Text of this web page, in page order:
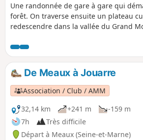
Une randonnée de gare à gare qui
forêt. On traverse ensuite un plateau
redescendre dans la vallée du Grand
De Meaux à Jouarre
Association / Club / AMM
32,14 km
+241 m
-159 m
7h
Très difficile
Départ à Meaux (Seine-et-Marne)